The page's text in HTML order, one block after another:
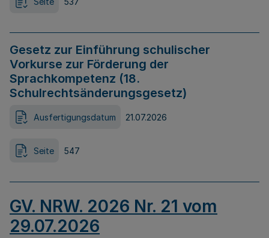
Gesetz zur Einführung schulischer
Vorkurse zur Förderung der
Sprachkompetenz (18.
Schulrechtsänderungsgesetz)
Ausfertigungsdatum 21.07.2026
Seite 547
GV. NRW. 2026 Nr. 21 vom
29.07.2026